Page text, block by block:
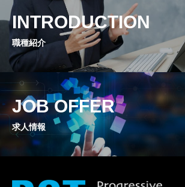
INTRODUCRION
人と企業のストロングポイントで世界を変え
CONTENTS
コンテンツ
CONTACT
PATコーポレーションへのお問い合わせ
INTRODUCTION
職種紹介
JOB OFFER
求人情報